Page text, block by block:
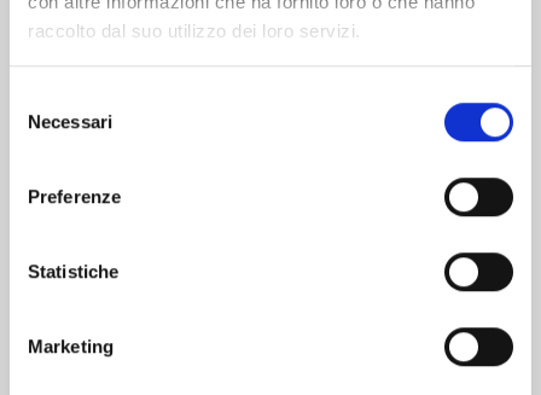
raccolto dal suo utilizzo dei loro servizi.
delNecessari
Preferenze
Statistiche
Marketing
KAGUYA-SAMA: LOVE IS WAR n. 28